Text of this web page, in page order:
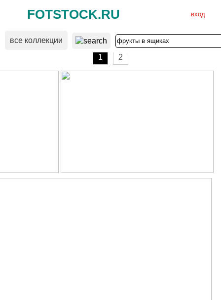
FOTSTOCK.RU вход
все коллекции
1
2